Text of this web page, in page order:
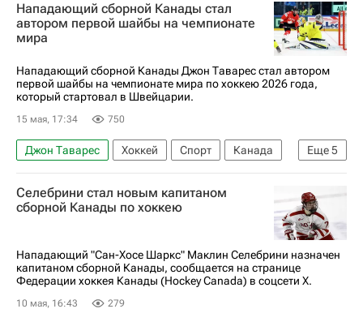
Международная федерация хоккея (IIHF)
Райан О'Райлли
Нападающий сборной Канады стал
автором первой шайбы на чемпионате
мира
Нападающий сборной Канады Джон Таварес стал автором
первой шайбы на чемпионате мира по хоккею 2026 года,
который стартовал в Швейцарии.
15 мая, 17:34 750
Еще5
Джон Таварес Хоккей Спорт
Канада
Швейцария
Швеция
Торонто Мейпл Лифс
Международная федерация хоккея (IIHF)
Селебрини стал новым капитаном
сборной Канады по хоккею
Нападающий "Сан-Хосе Шаркс" Маклин Селебрини назначен
капитаном сборной Канады, сообщается на странице
Федерации хоккея Канады (Hockey Canada) в соцсети X.
10 мая, 16:43 279